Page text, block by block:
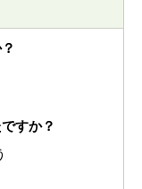
すか？